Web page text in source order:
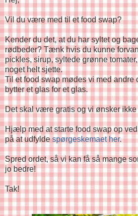
Vil du være med til et food swap?
Kender du det, at du har syltet og
rødbeder? Tænk hvis du kunne
pickles, sirup, syltede grønne
noget helt sjette.
Til et food swap mødes vi med andre
bytter et glas for et glas.
Det skal være gratis og vi ønsker
Hjælp med at starte food swap op
på at udfyldespørgeskemaet her.
Spred ordet, så vi kan få så mange
jo bedre!
Tak!